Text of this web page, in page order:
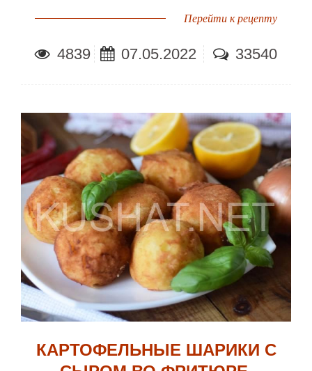
Перейти к рецепту
4839 07.05.2022 33540
КАРТОФЕЛЬНЫЕ ШАРИКИ С